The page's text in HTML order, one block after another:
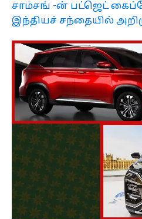
சாம்சங் -ன் பட்ஜெட்
இந்தியச் சந்தையில்